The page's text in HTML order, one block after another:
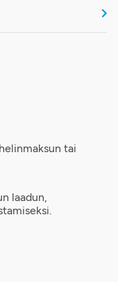
tai
laadun,